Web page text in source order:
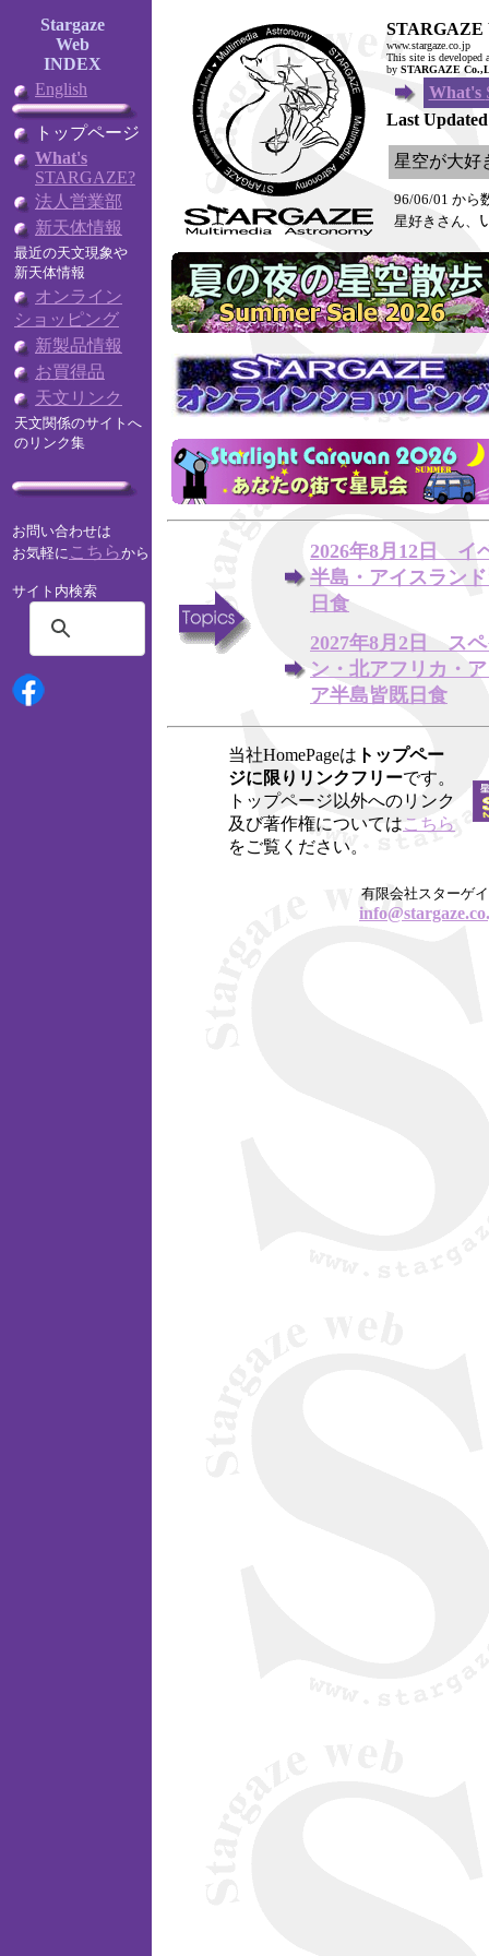
Stargaze
Web
INDEX
English
トップページ
What's
STARGAZE?
法人営業部
新天体情報
最近の天文現象や
新天体情報
オンライン
ショッピング
新製品情報
お買得品
天文リンク
天文関係のサイトへ
のリンク集
お問い合わせは
お気軽に こちらから
サイト内検索
STARGAZE
www.stargaze.co.jp
This site is developed
by STARGAZE
What's
Last
星空が大好
96/06/01 から
星好きさん、
2026年8月12日 イ
半島・アイスラン
日食
2027年8月2日 ス
ン・北アフリカ・
ア半島皆既日食
当社HomePageは トップペー
ジに限りリンクフリーです。
トップページ以外へのリンク
及び著作権についてはこちら
をご覧ください。
有限会社スターゲ